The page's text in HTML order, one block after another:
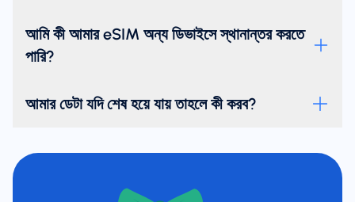
আমি কী আমার eSIM অন্য ডিভাইসে স্থানান্তর করতে
পারি?
আমার ডেটা যদি শেষ হয়ে যায় তাহলে কী করব?